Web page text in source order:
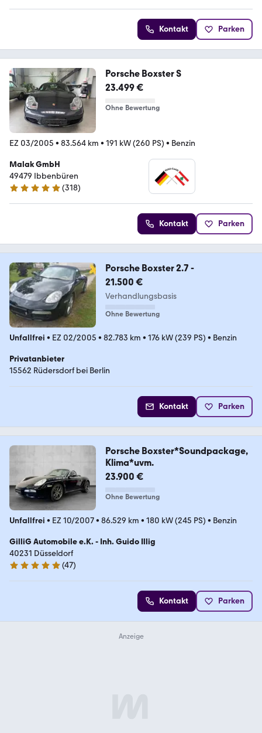
Kontakt Parken
Porsche Boxster S
23.499 €
Ohne Bewertung
EZ 03/2005 • 83.564 km • 191 kW (260 PS) • Benzin
Malak GmbH
49479 Ibbenbüren
4.8 Sterne
(318)
Kontakt Parken
Porsche Boxster 2.7 -
21.500 €
Verhandlungsbasis
Ohne Bewertung
Unfallfrei • EZ 02/2005 • 82.783 km • 176 kW (239 PS) • Benzin
Privatanbieter
15562 Rüdersdorf bei Berlin
Kontakt Parken
Porsche Boxster*Soundpackage,
Klima*uvm.
23.900 €
Ohne Bewertung
Unfallfrei • EZ 10/2007• 86.529 km • 180 kW (245 PS) • Benzin
GilliG Automobile e.K. - Inh. Guido Illig
40231 Düsseldorf
5 Sterne
(47)
Kontakt Parken